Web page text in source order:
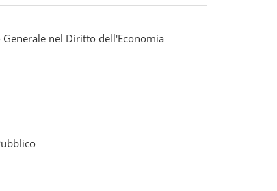
nel Diritto dell'Economia